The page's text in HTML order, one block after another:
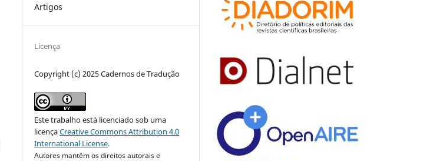
Artigos
Licença
Copyright (c) 2025 Cadernos de Tradução
Este trabalho está licenciado sob uma
licençaCreative Commons Attribution 4.0
International License.
Autores mantêm os direitos autorais e